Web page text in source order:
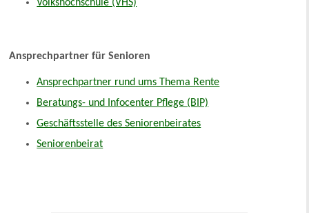
Volkshochschule (VHS)
Ansprechpartner für Senioren
Ansprechpartner rund ums Thema Rente
Beratungs- und Infocenter Pflege (BIP)
Geschäftsstelle des Seniorenbeirates
Seniorenbeirat